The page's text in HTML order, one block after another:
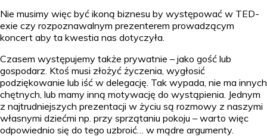
Nie musimy więc być ikoną biznesu by występować w TED-
exie czy rozpoznawalnym prezenterem prowadzącym
koncert aby ta kwestia nas dotyczyła.
Czasem występujemy także prywatnie – jako gość lub
gospodarz. Ktoś musi złożyć życzenia, wygłosić
podziękowanie lub iść w delegację. Tak wypada, nie ma innych
chętnych, lub mamy inną motywację do wystąpienia. Jednym
z najtrudniejszych prezentacji w życiu są rozmowy z naszymi
własnymi dziećmi np. przy sprzątaniu pokoju – warto więc
odpowiednio się do tego uzbroić… w mądre argumenty.